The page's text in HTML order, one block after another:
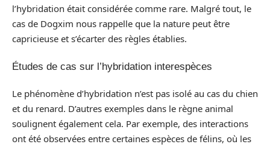
l’hybridation était considérée comme rare. Malgré tout, le
cas de Dogxim nous rappelle que la nature peut être
capricieuse et s’écarter des règles établies.
Études de cas sur l’hybridation interespèces
Le phénomène d’hybridation n’est pas isolé au cas du chien
et du renard. D’autres exemples dans le règne animal
soulignent également cela. Par exemple, des interactions
ont été observées entre certaines espèces de félins, où les